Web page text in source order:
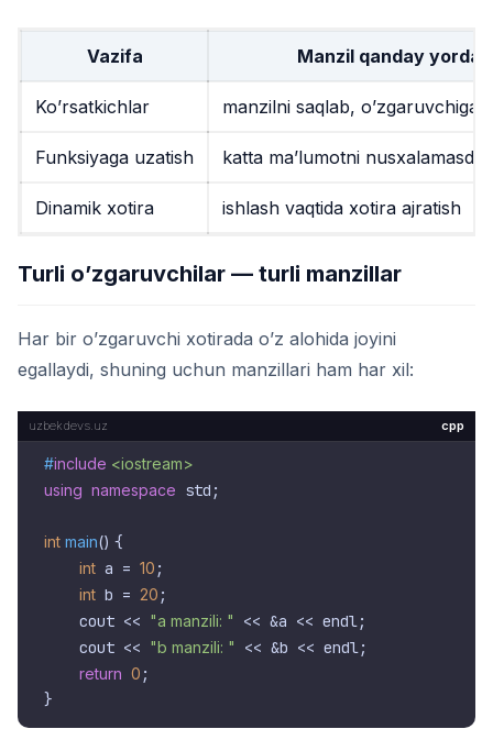
Vazifa Manzil qanday
Ko’rsatkichlar manzilni saqlab, o’zgaruvchiga
Funksiyaga uzatish katta ma’lumotni
Dinamik xotira ishlash vaqtida xotira ajratish
Turli o’zgaruvchilar — turli manzillar
Har bir o’zgaruvchi xotirada o’z alohida joyini
egallaydi, shuning uchun manzillari ham har xil:
cpp
#include <iostream>
using namespace std;
int main() {
int a = 10 ;
int b = 20 ;
    cout <<
"a manzili: "
<< &a << endl;
    cout <<
"b manzili: " << &b << endl;
return 0 ;